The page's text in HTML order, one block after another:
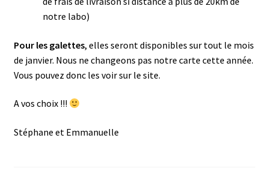
notre labo)
Pour les galettes, elles seront disponibles sur tout le mois
de janvier. Nous ne changeons pas notre carte cette année.
Vous pouvez donc les voir sur le site.
A vos choix !!!
Stéphane et Emmanuelle